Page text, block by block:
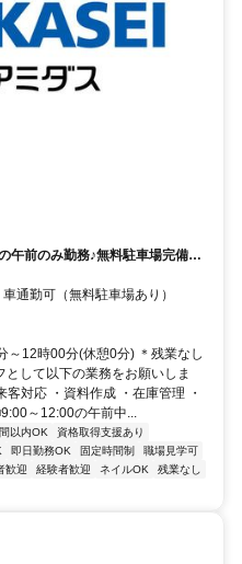
前のみ勤務♪無料駐車場完備で
通勤可（無料駐車場あり）
～12時00分(休憩0分) ＊残業なし
して以下の業務をお願いしま
対応 ・資料作成 ・在庫管理 ・
～12:00の午前中...
以内OK
資格取得支援あり
即日勤務OK 固定時間制
職場見学可
歓迎 経験者歓迎 ネイルOK
残業なし